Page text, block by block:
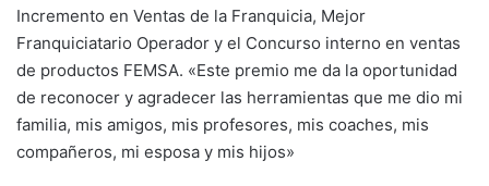
Incremento en Ventas de la Franquicia, Mejor
Franquiciatario Operador y el Concurso interno en ventas
de productos FEMSA. «Este premio me da la oportunidad
de reconocer y agradecer las herramientas que me dio mi
familia, mis amigos, mis profesores, mis coaches, mis
compañeros, mi esposa y mis hijos»